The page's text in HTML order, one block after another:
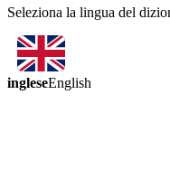
Seleziona la lingua del
ingleseEnglish